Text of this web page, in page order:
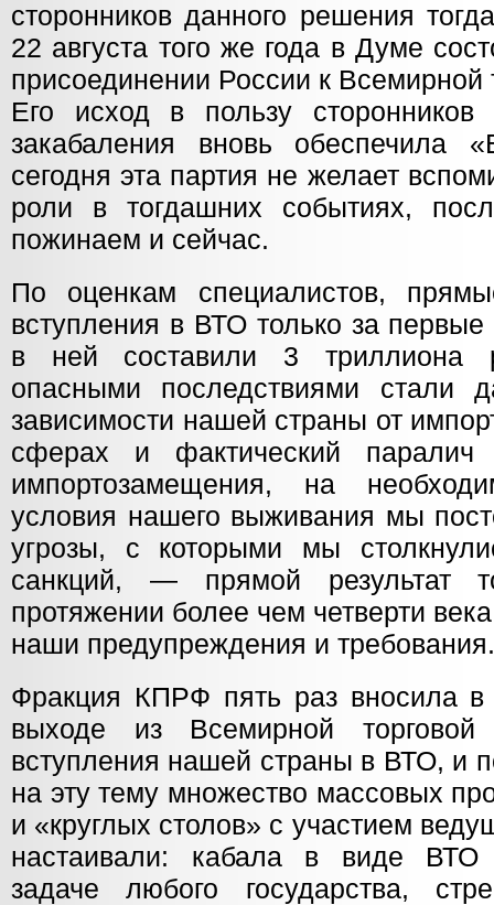
сторонников данного решения
22 августа того же года в Думе
присоединении России к Всемирной
Его исход в пользу сторонников
закабаления вновь обеспечила
сегодня эта партия не желает
роли в тогдашних событиях,
пожинаем и сейчас.
По оценкам специалистов,
вступления в ВТО только за первые
в ней составили 3 триллиона
опасными последствиями стали
зависимости нашей страны от
сферах и фактический паралич
импортозамещения, на
условия нашего выживания мы
угрозы, с которыми мы
санкций, — прямой результат
протяжении более чем четверти
наши предупреждения и требования.
Фракция КПРФ пять раз вносила в
выходе из Всемирной
вступления нашей страны в ВТО, и
на эту тему множество массовых
и «круглых столов» с участием
настаивали: кабала в виде ВТО
задаче любого государства,